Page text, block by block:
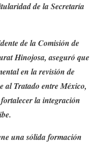
de la Secretaría
de la Comisión de
Hinojosa, aseguró que
en la revisión de
al Tratado entre México,
la integración
una sólida formación